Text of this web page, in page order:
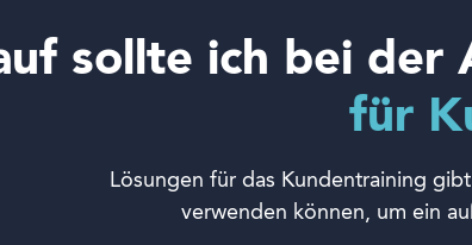
sollte ich bei der
für
Lösungen für das Kundentraining
verwenden können, um ein